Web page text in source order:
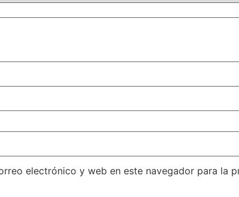
electrónico y web en este navegador para la